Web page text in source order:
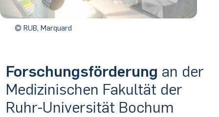
© RUB, Marquard
Forschungsförderung an der
Medizinischen Fakultät der
Ruhr-Universität Bochum